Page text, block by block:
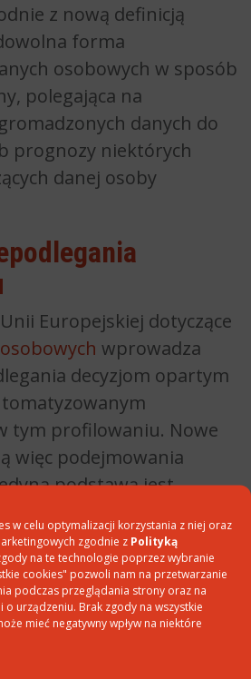
w celu optymalizacji korzystania z niej oraz
zgodnie z Polityką
na te technologie poprzez wybranie
cookies" pozwoli nam na przetwarzanie
podczas przeglądania strony oraz na
urządzeniu. Brak zgody na wszystkie
mieć negatywny wpływ na niektóre
z nową definicją
forma
osobowych w sposób
polegająca na
danych do
prognozy niektórych
danej osoby
Europejskiej dotyczące
wprowadza
decyzjom opartym
tym profilowaniu. Nowe
więc podejmowania
podstawą jest
osoba musi zostać
profilowaniu już na
osobowych.
przepisów